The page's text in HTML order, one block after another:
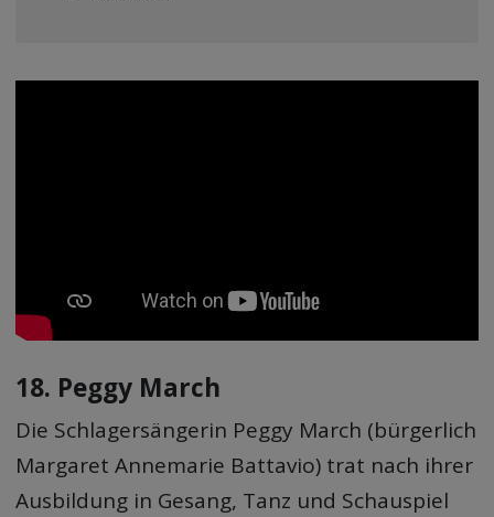
18. Peggy March
Die Schlagersängerin Peggy March (bürgerlich
Margaret Annemarie Battavio) trat nach ihrer
Ausbildung in Gesang, Tanz und Schauspiel